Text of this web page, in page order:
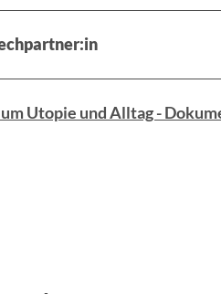
Utopie und Alltag -